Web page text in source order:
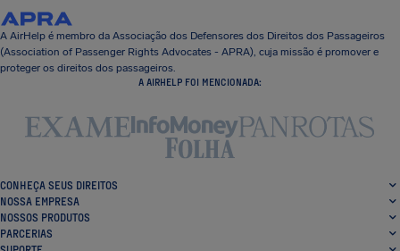
A AirHelp é membro da Associação dos Defensores dos Direitos dos Passageiros
(Association of Passenger Rights Advocates - APRA), cuja missão é promover e
proteger os direitos dos passageiros.
A AIRHELP FOI MENCIONADA:
CONHEÇA SEUS DIREITOS
NOSSA EMPRESA
NOSSOS PRODUTOS
PARCERIAS